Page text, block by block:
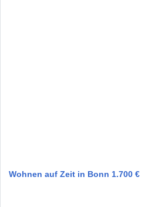
Wohnen auf Zeit in Bonn 1.700 €